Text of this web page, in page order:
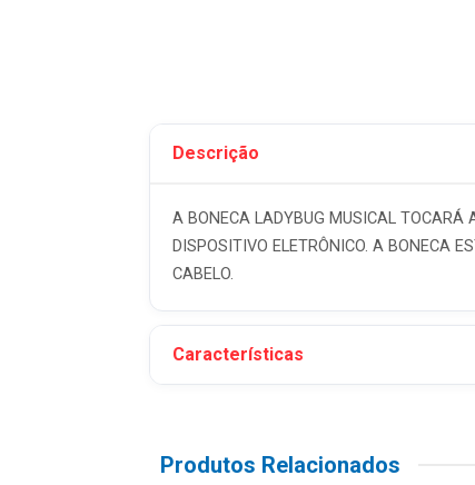
Descrição
A BONECA LADYBUG MUSICAL TOCARÁ
DISPOSITIVO ELETRÔNICO. A BONECA
CABELO.
Características
Produtos Relacionados